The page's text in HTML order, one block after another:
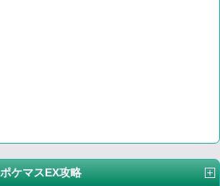
ポケマスEX攻略